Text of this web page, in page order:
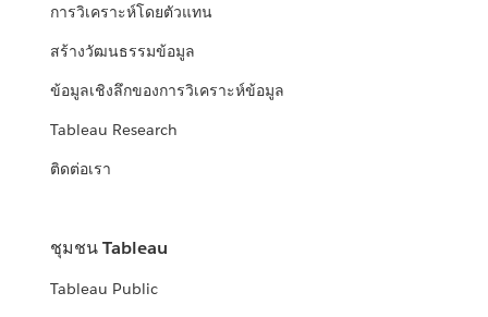
การวิเคราะห์โดยตัวแทน
สร้างวัฒนธรรมข้อมูล
ข้อมูลเชิงลึกของการวิเคราะห์ข้อมูล
Tableau Research
ติดต่อเรา
ชุมชน Tableau
Tableau Public